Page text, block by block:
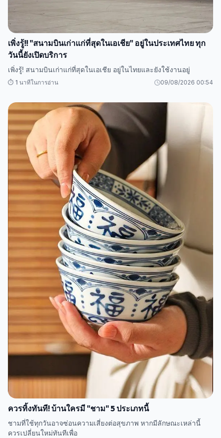
เพิ่งรู้!! "สนามบินเก่าแก่ที่สุดในเอเชีย" อยู่ในประเทศไทย ทุก
วันนี้ยังเปิดบริการ
เพิ่งรู้! สนามบินเก่าแก่ที่สุดในเอเชีย อยู่ในไทยและยังใช้งานอยู่
⏱️ 1 นาทีในการอ่าน 09/08/2026 00:54
ควรทิ้งทันที! บ้านใครมี "ชาม" 5 ประเภทนี้
ชามที่ใช้ทุกวันอาจซ่อนความเสี่ยงต่อสุขภาพ หากมีลักษณะเหล่านี้
ควรเปลี่ยนใหม่ทันทีเพื่อ